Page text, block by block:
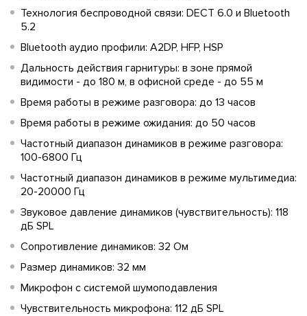
Технология беспроводной связи: DECT 6.0 и Bluetooth
5.2
Bluetooth аудио профили: A2DP, HFP, HSP
Дальность действия гарнитуры: в зоне прямой
видимости - до 180 м, в офисной среде - до 55 м
Время работы в режиме разговора: до 13 часов
Время работы в режиме ожидания: до 50 часов
Частотный диапазон динамиков в режиме разговора:
100-6800 Гц
Частотный диапазон динамиков в режиме мультимедиа:
20-20000 Гц
Звуковое давление динамиков (чувствительность): 118
дБ SPL
Сопротивление динамиков: 32 Ом
Размер динамиков: 32 мм
Микрофон с системой шумоподавления
Чувствительность микрофона: 112 дБ SPL